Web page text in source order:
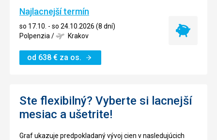
Najlacnejší termín
so 17.10. - so 24.10.2026 (8 dní)
Polpenzia / Krakov
od 638 € za os.
Najlacnejší
Ste flexibilný? Vyberte si lacnejší
mesiac a ušetrite!
Graf ukazuje predpokladaný vývoj cien v nasledujúcich